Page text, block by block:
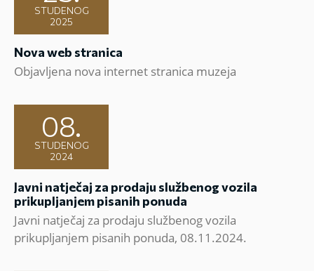
STUDENOG
2025
Nova web stranica
Objavljena nova internet stranica muzeja
08.
STUDENOG
2024
Javni natječaj za prodaju službenog vozila
prikupljanjem pisanih ponuda
Javni natječaj za prodaju službenog vozila
prikupljanjem pisanih ponuda, 08.11.2024.